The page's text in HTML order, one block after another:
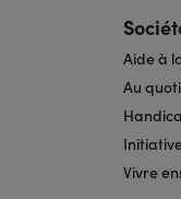
Aide à
Au
Vivre